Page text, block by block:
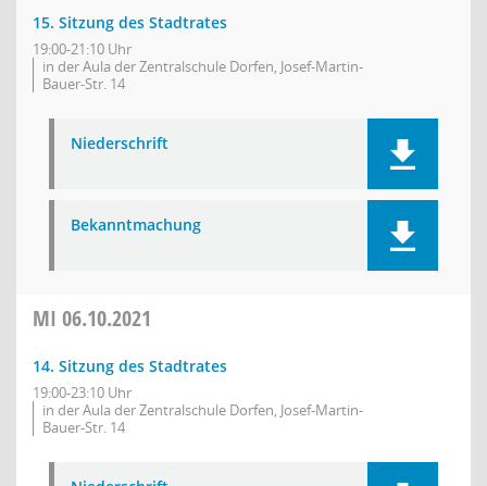
15. Sitzung des Stadtrates
19:00-21:10 Uhr
in der Aula der Zentralschule Dorfen, Josef-Martin-
Bauer-Str. 14
Niederschrift
Bekanntmachung
MI 06.10.2021
14. Sitzung des Stadtrates
19:00-23:10 Uhr
in der Aula der Zentralschule Dorfen, Josef-Martin-
Bauer-Str. 14